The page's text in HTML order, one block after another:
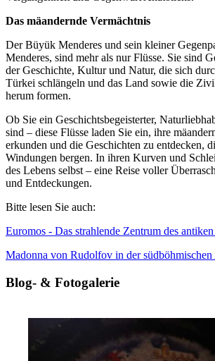
Das mäandernde Vermächtnis
Der Büyük Menderes und sein kleiner
Menderes, sind mehr als nur Flüsse. Sie sind
der Geschichte, Kultur und Natur, die sich
Türkei schlängeln und das Land sowie die
herum formen.
Ob Sie ein Geschichtsbegeisterter,
sind – diese Flüsse laden Sie ein, ihre
erkunden und die Geschichten zu entdecken,
Windungen bergen. In ihren Kurven und
des Lebens selbst – eine Reise voller
und Entdeckungen.
Bitte lesen Sie auch:
Euromos - Das strahlende Zentrum des
Madonna von Rudolfov in der südböhmischen
Blog- & Fotogalerie